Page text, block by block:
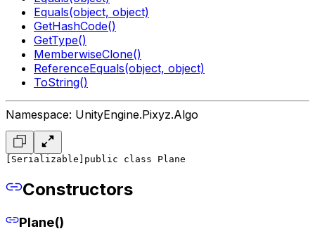
Equals(object, object)
GetHashCode()
GetType()
MemberwiseClone()
ReferenceEquals(object, object)
ToString()
Namespace: UnityEngine.Pixyz.Algo
[Serializable] public class Plane
Constructors
Plane()